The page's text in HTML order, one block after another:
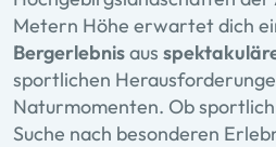
Metern Höhe erwartet dich
Bergerlebnisaus
sportlichen
Naturmomenten. Ob
Suche nach besonderen